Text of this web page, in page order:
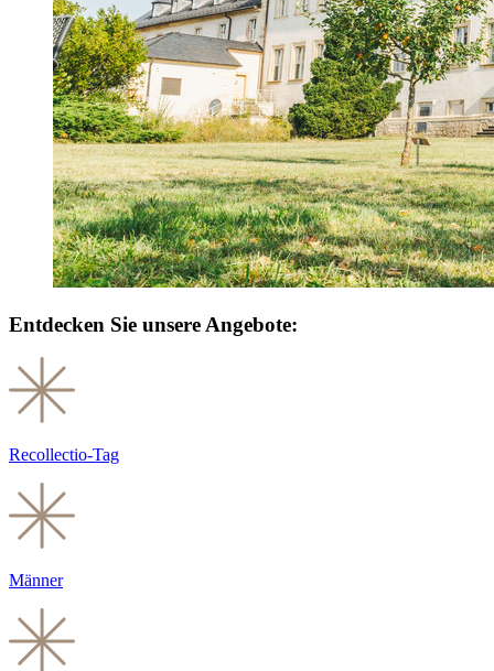
Entdecken Sie unsere Angebote:
Recollectio-Tag
Männer